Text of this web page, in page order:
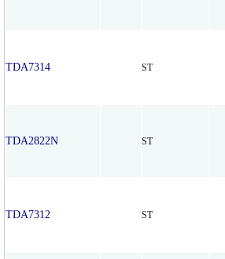
TDA7314 ST
TDA2822N ST
TDA7312 ST